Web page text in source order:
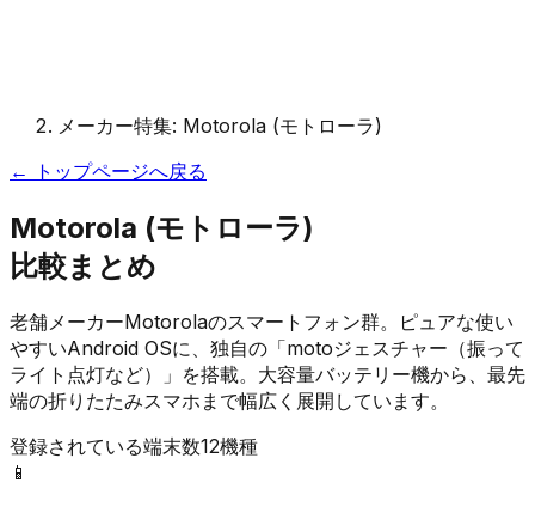
メーカー特集: Motorola (モトローラ)
← トップページへ戻る
Motorola (モトローラ)
比較まとめ
老舗メーカーMotorolaのスマートフォン群。ピュアな使い
やすいAndroid OSに、独自の「motoジェスチャー（振って
ライト点灯など）」を搭載。大容量バッテリー機から、最先
端の折りたたみスマホまで幅広く展開しています。
登録されている端末数12機種
📱